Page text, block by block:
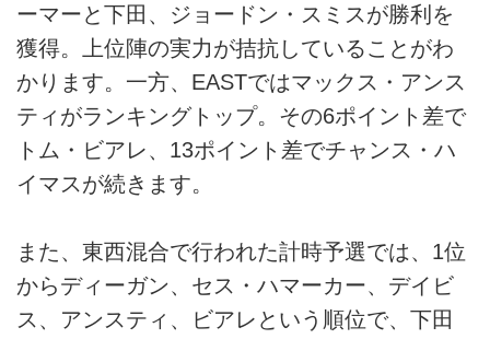
ーマーと下田、ジョードン・スミスが勝利を
獲得。上位陣の実力が拮抗していることがわ
かります。一方、EASTではマックス・アンス
ティがランキングトップ。その6ポイント差で
トム・ビアレ、13ポイント差でチャンス・ハ
イマスが続きます。
また、東西混合で行われた計時予選では、1位
からディーガン、セス・ハマーカー、デイビ
ス、アンスティ、ビアレという順位で、下田